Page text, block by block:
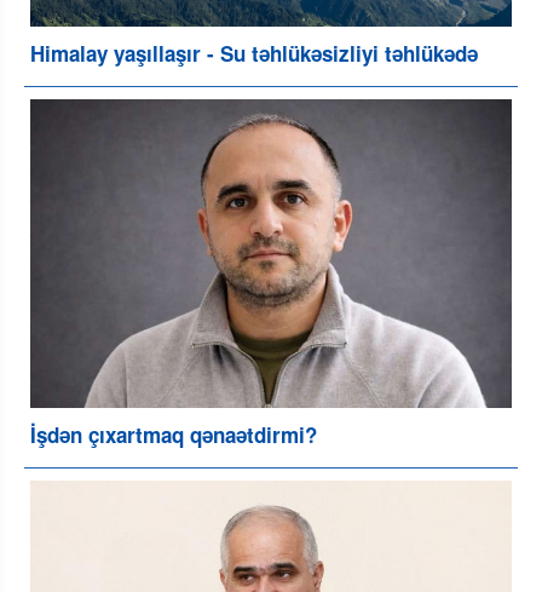
Himalay yaşıllaşır - Su təhlükəsizliyi təhlükədə
İşdən çıxartmaq qənaətdirmi?